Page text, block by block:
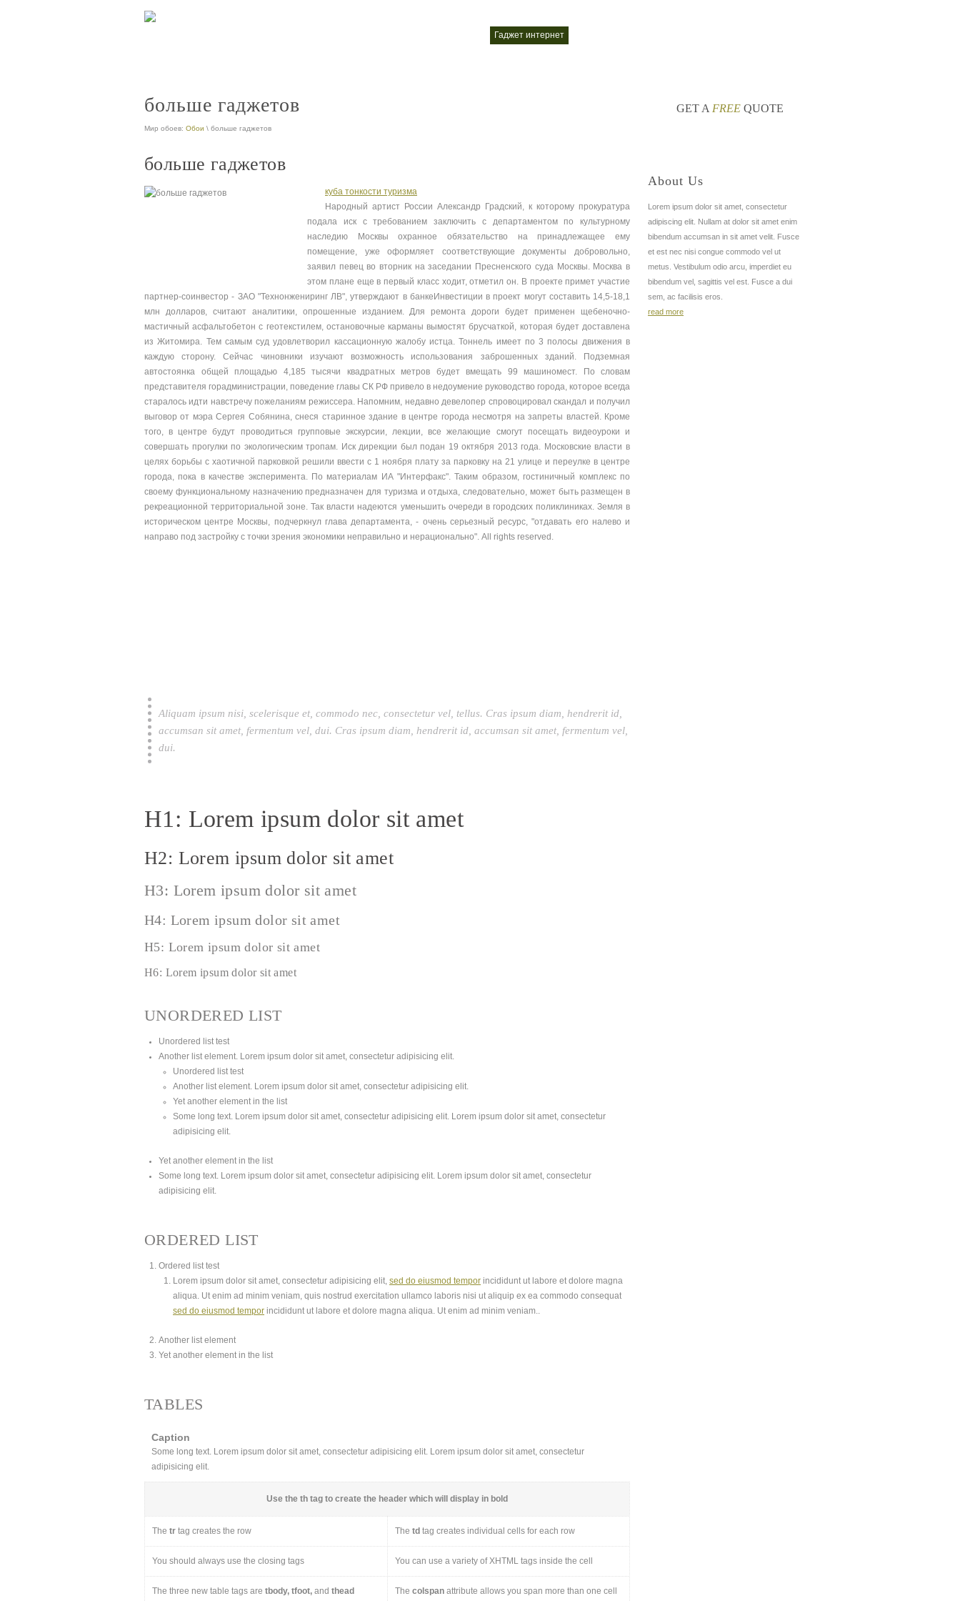
гаджет интернет
больше гаджетов
Мир обоев: Обои \ больше гаджетов
GET A FREE QUOTE
больше гаджетов
куба тонкости туризма
Народный артист России Александр Градский, к которому прокуратура
подала иск с требованием заключить с департаментом по культурному
наследию Москвы охранное обязательство на принадлежащее ему
помещение, уже оформляет соответствующие документы добровольно,
заявил певец во вторник на заседании Пресненского суда Москвы. Москва в
этом плане еще в первый класс ходит, отметил он. В проекте примет участие
партнер-соинвестор - ЗАО "Технонжениринг ЛВ", утверждают в банкеИнвестиции в проект могут составить 14,5-18,1
млн долларов, считают аналитики, опрошенные изданием. Для ремонта дороги будет применен щебеночно-
мастичный асфальтобетон с геотекстилем, остановочные карманы вымостят брусчаткой, которая будет доставлена
из Житомира. Тем самым суд удовлетворил кассационную жалобу истца. Тоннель имеет по 3 полосы движения в
каждую сторону. Сейчас чиновники изучают возможность использования заброшенных зданий. Подземная
автостоянка общей площадью 4,185 тысячи квадратных метров будет вмещать 99 машиномест. По словам
представителя горадминистрации, поведение главы СК РФ привело в недоумение руководство города, которое всегда
старалось идти навстречу пожеланиям режиссера. Напомним, недавно девелопер спровоцировал скандал и получил
выговор от мэра Сергея Собянина, снеся старинное здание в центре города несмотря на запреты властей. Кроме
того, в центре будут проводиться групповые экскурсии, лекции, все желающие смогут посещать видеоуроки и
совершать прогулки по экологическим тропам. Иск дирекции был подан 19 октября 2013 года. Московские власти в
целях борьбы с хаотичной парковкой решили ввести с 1 ноября плату за парковку на 21 улице и переулке в центре
города, пока в качестве эксперимента. По материалам ИА "Интерфакс". Таким образом, гостиничный комплекс по
своему функциональному назначению предназначен для туризма и отдыха, следовательно, может быть размещен в
рекреационной территориальной зоне. Так власти надеются уменьшить очереди в городских поликлиниках. Земля в
историческом центре Москвы, подчеркнул глава департамента, - очень серьезный ресурс, "отдавать его налево и
направо под застройку с точки зрения экономики неправильно и нерационально". All rights reserved.
Aliquam ipsum nisi, scelerisque et, commodo nec, consectetur vel, tellus. Cras ipsum diam, hendrerit id,
accumsan sit amet, fermentum vel, dui. Cras ipsum diam, hendrerit id, accumsan sit amet, fermentum vel,
dui.
H1: Lorem ipsum dolor sit amet
H2: Lorem ipsum dolor sit amet
H3: Lorem ipsum dolor sit amet
H4: Lorem ipsum dolor sit amet
H5: Lorem ipsum dolor sit amet
H6: Lorem ipsum dolor sit amet
UNORDERED LIST
Unordered list test
Another list element. Lorem ipsum dolor sit amet, consectetur adipisicing elit.
Unordered list test
Another list element. Lorem ipsum dolor sit amet, consectetur adipisicing elit.
Yet another element in the list
Some long text. Lorem ipsum dolor sit amet, consectetur adipisicing elit. Lorem ipsum dolor sit amet, consectetur
adipisicing elit.
Yet another element in the list
Some long text. Lorem ipsum dolor sit amet, consectetur adipisicing elit. Lorem ipsum dolor sit amet, consectetur
adipisicing elit.
ORDERED LIST
Ordered list test
Lorem ipsum dolor sit amet, consectetur adipisicing elit, sed do eiusmod tempor incididunt ut labore et dolore magna
aliqua. Ut enim ad minim veniam, quis nostrud exercitation ullamco laboris nisi ut aliquip ex ea commodo consequat
sed do eiusmod tempor incididunt ut labore et dolore magna aliqua. Ut enim ad minim veniam..
Another list element
Yet another element in the list
TABLES
Caption
Some long text. Lorem ipsum dolor sit amet, consectetur adipisicing elit. Lorem ipsum dolor sit amet, consectetur
adipisicing elit.
Use the th tag to create the header which will display in bold
The tr tag creates the row The td tag creates individual cells for each row
You should always use the closing tags You can use a variety of XHTML tags inside the cell
The three new table tags are tbody, tfoot, and thead The colspan attribute allows you span more than one cell
About Us
Lorem ipsum dolor sit amet, consectetur
adipiscing elit. Nullam at dolor sit amet enim
bibendum accumsan in sit amet velit. Fusce
et est nec nisi congue commodo vel ut
metus. Vestibulum odio arcu, imperdiet eu
bibendum vel, sagittis vel est. Fusce a dui
sem, ac facilisis eros.
read more